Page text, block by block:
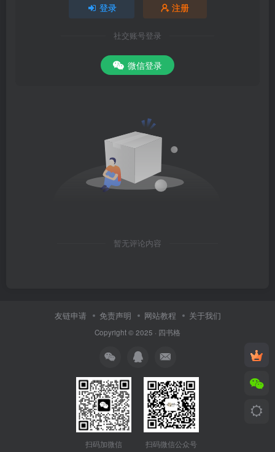
登录 注册
社交账号登录
微信登录
暂无评论内容
友链申请 免责声明 网站教程 关于我们
Copyright © 2025 · 四书格
扫码加微信 扫码微信公众号